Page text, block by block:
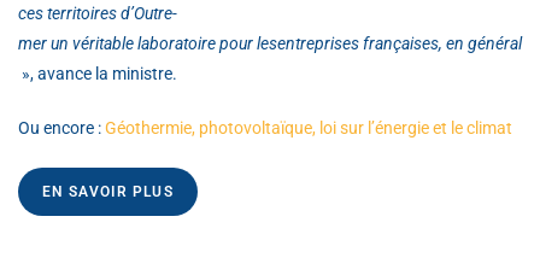
ces territoires d’Outre-
mer un véritable laboratoire pour lesentreprises françaises, en général
», avance la ministre.
Ou encore :Géothermie, photovoltaïque, loi sur l’énergie et le climat
EN SAVOIR PLUS